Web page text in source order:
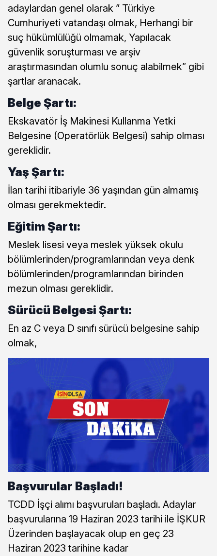
adaylardan genel olarak ” Türkiye
Cumhuriyeti vatandaşı olmak, Herhangi bir
suç hükümlülüğü olmamak, Yapılacak
güvenlik soruşturması ve arşiv
araştırmasından olumlu sonuç alabilmek” gibi
şartlar aranacak.
Belge Şartı:
Ekskavatör İş Makinesi Kullanma Yetki
Belgesine (Operatörlük Belgesi) sahip olması
gereklidir.
Yaş Şartı:
İlan tarihi itibariyle 36 yaşından gün almamış
olması gerekmektedir.
Eğitim Şartı:
Meslek lisesi veya meslek yüksek okulu
bölümlerinden/programlarından veya denk
bölümlerinden/programlarından birinden
mezun olması gereklidir.
Sürücü Belgesi Şartı:
En az C veya D sınıfı sürücü belgesine sahip
olmak,
Başvurular Başladı!
TCDD İşçi alımı başvuruları başladı. Adaylar
başvurularına 19 Haziran 2023 tarihi ile İŞKUR
Üzerinden başlayacak olup en geç 23
Haziran 2023 tarihine kadar